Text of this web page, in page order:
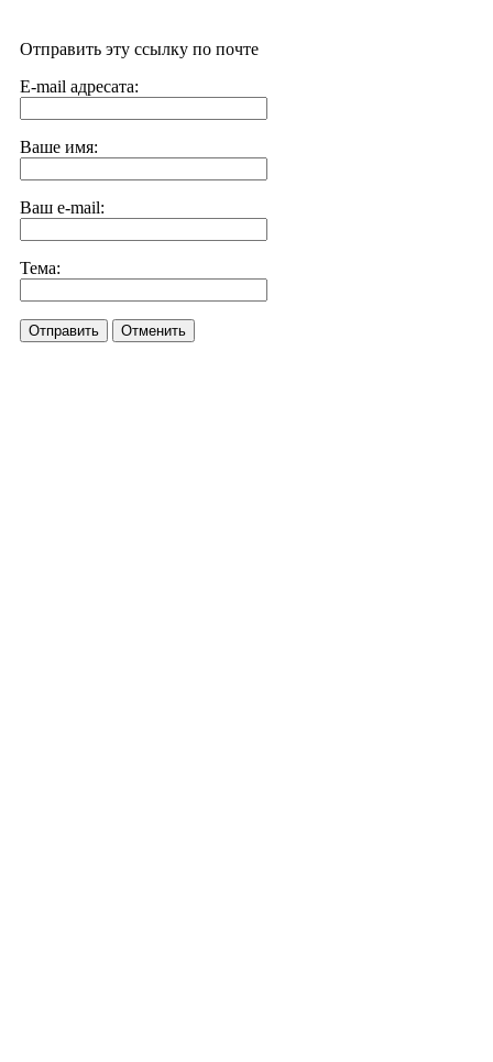
Отправить эту ссылку по почте
E-mail адресата:
Ваше имя:
Ваш e-mail:
Тема:
Отправить Отменить